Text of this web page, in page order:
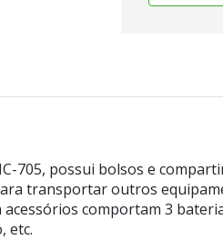
705, possui bolsos e
transportar outros
comportam 3
etc.